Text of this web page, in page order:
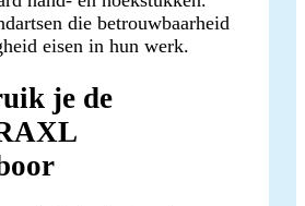
die betrouwbaarheid
eisen in hun werk.
je de